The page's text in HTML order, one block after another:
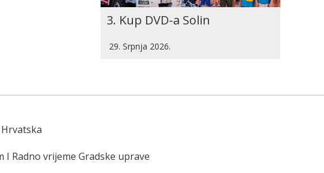
3. Kup DVD-a Solin
29. Srpnja 2026.
Hrvatska
I Radno vrijeme Gradske uprave